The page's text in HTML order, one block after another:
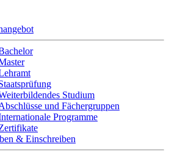
Studium
und Fächergruppen
Programme
& Einschreiben